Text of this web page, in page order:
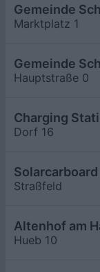
Gemeinde
Marktplatz 1
Gemeinde
Hauptstraße 0
Charging
Dorf 16
Solarcarboard
Straßfeld
Altenhof am
Hueb 10